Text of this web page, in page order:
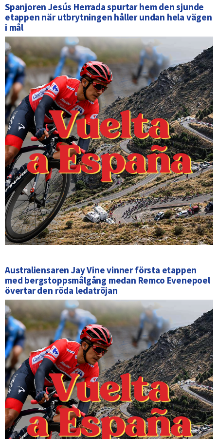
Spanjoren Jesús Herrada spurtar hem den sjunde
etappen när utbrytningen håller undan hela vägen
i mål
Australiensaren Jay Vine vinner första etappen
med bergstoppsmålgång medan Remco Evenepoel
övertar den röda ledatröjan